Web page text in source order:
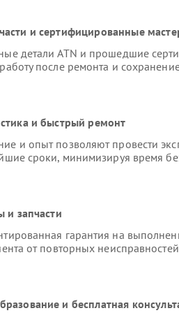
и сертифицированные
детали ATN и прошедшие
после ремонта и
и быстрый ремонт
и опыт позволяют провести
сроки, минимизируя время
и запчасти
гарантия на
от повторных неисправностей
и бесплатная